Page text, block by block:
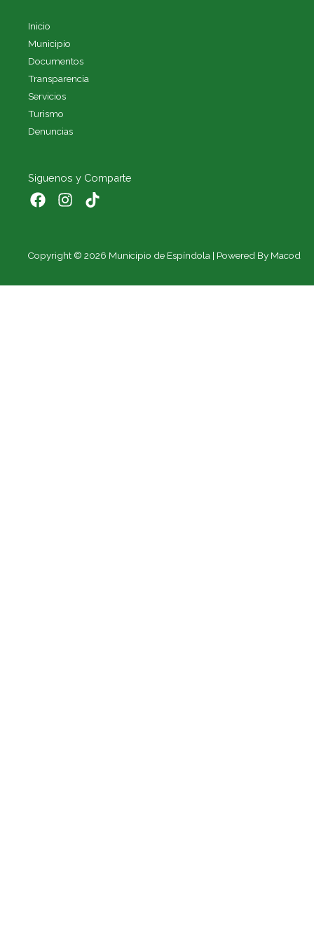
Inicio
Municipio
Documentos
Transparencia
Servicios
Turismo
Denuncias
Siguenos y Comparte
Copyright © 2026 Municipio de Espíndola | Powered By Macod